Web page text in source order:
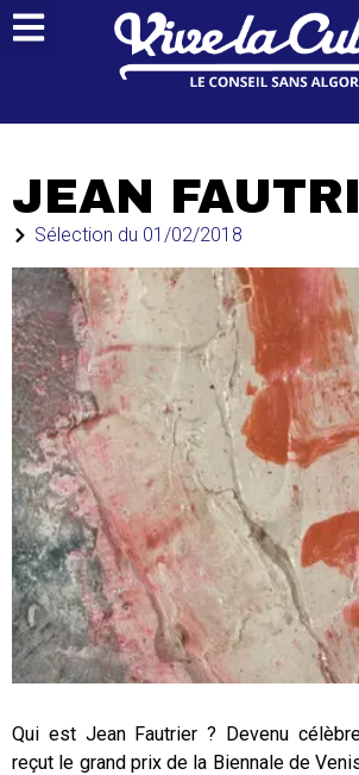
JEAN
Sélection du 01/02/2018
Qui est Jean Fautrier ? Devenu
reçut le grand prix de la Biennale de